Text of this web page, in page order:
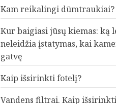
Kam reikalingi dūmtraukiai?
Kur baigiasi jūsų kiemas: ką
neleidžia įstatymas, kai
gatvę
Kaip išsirinkti fotelį?
Vandens filtrai. Kaip